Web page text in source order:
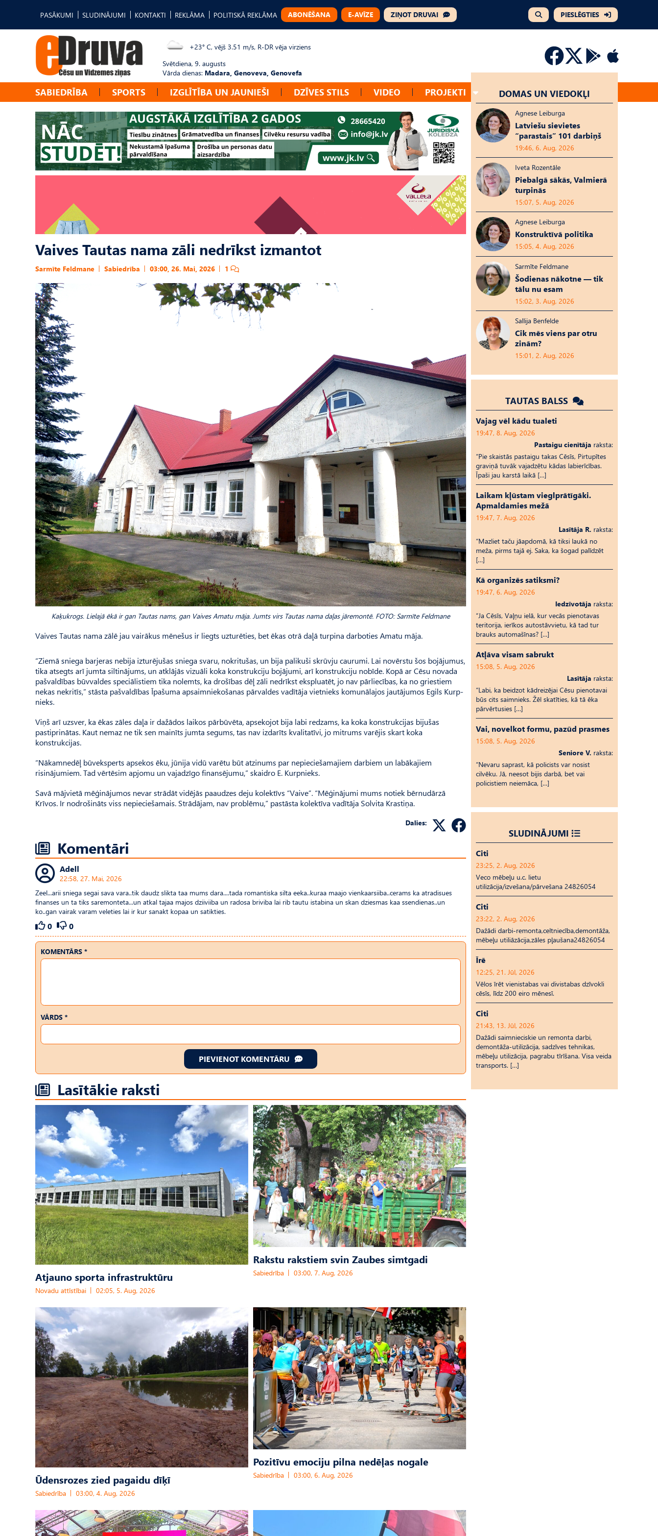
PASĀKUMI SLUDINĀJUMI KONTAKTI REKLĀMA POLITISKĀ REKLĀMA ABONĒŠANA E-AVĪZE ZIŅOT DRUVAI PIESLĒGTIES
+23° C, vējš 3.51 m/s, R-DR vēja virziens
Svētdiena, 9. augusts
Vārda dienas: Madara, Genoveva, Genovefa
SABIEDRĪBA SPORTS IZGLĪTĪBA UN JAUNIEŠI DZĪVES STILS VIDEO PROJEKTI
Vaives Tautas nama zāli nedrīkst izmantot
Sarmīte Feldmane Sabiedrība 03:00, 26. Mai, 2026 1
Kaķukrogs. Lielajā ēkā ir gan Tautas nams, gan Vaives Amatu māja. Jumts virs Tau­tas nama daļas jāremontē. FOTO: Sarmīte Feldmane
Vaives Tautas nama zālē jau vairākus mēnešus ir liegts uzturēties, bet ēkas otrā daļā turpina darboties Amatu māja.
“Ziemā sniega barjeras nebija izturējušas sniega svaru, nokritušas, un bija palikuši skrūvju caurumi. Lai novērstu šos bojājumus,
tika atsegts arī jumta siltinājums, un atklājās vizuāli koka konstrukciju bojājumi, arī konstrukciju nobīde. Kopā ar Cēsu novada
pašvaldības būvvaldes speciālistiem tika nolemts, ka drošības dēļ zāli nedrīkst ekspluatēt, jo nav pārliecības, ka no griestiem
nekas nekritīs,” stāsta pašvaldības Īpa­šuma apsaimniekošanas pārvaldes vadītāja vietnieks komunālajos jautājumos Egils Kurp­
nieks.
Viņš arī uzsver, ka ēkas zāles daļa ir dažādos laikos pārbūvēta, apsekojot bija labi redzams, ka koka konstrukcijas bijušas
pastiprinātas. Kaut nemaz ne tik sen mainīts jumta segums, tas nav izdarīts kvalitatīvi, jo mitrums varējis skart koka
konstrukcijas.
“Nākamnedēļ būveksperts apsekos ēku, jūnija vidū varētu būt atzinums par nepieciešamajiem darbiem un labākajiem
risinājumiem. Tad vērtēsim apjomu un vajadzīgo finansējumu,” skaidro E. Kurpnieks.
Savā mājvietā mēģinājumos nevar strādāt vidējās paaudzes deju kolektīvs “Vaive”. “Mēģi­nājumi mums notiek bērnudārzā
Krīvos. Ir nodrošināts viss nepieciešamais. Strādājam, nav problēmu,” pastāsta kolektīva vadītāja Solvita Krastiņa.
Dalies:
Komentāri
Adell
22:58, 27. Mai, 2026
Zeel...arii sniega segai sava vara..tik daudz slikta taa mums dara....tada romantiska silta eeka..kuraa maajo vienkaarsiiba..cerams ka atradisues
finanses un ta tiks saremonteta...un atkal tajaa majos dziiviiba un radosa briviba lai rib tautu istabina un skan dziesmas kaa ssendienas..un
ko..gan vairak varam veleties lai ir kur sanakt kopaa un satikties.
0 0
KOMENTĀRS *
VĀRDS *
PIEVIENOT KOMENTĀRU
Lasītākie raksti
Atjauno sporta infrastruktūru
Novadu attīstībai 02:05, 5. Aug, 2026
Rakstu rakstiem svin Zaubes simtgadi
Sabiedrība 03:00, 7. Aug, 2026
Ūdensrozes zied pagaidu dīķī
Sabiedrība 03:00, 4. Aug, 2026
Pozitīvu emociju pilna nedēļas nogale
Sabiedrība 03:00, 6. Aug, 2026
DOMAS UN VIEDOKĻI
Agnese Leiburga
Latviešu sievietes
“parastais” 101 darbiņš
19:46, 6. Aug, 2026
Iveta Rozentāle
Piebalgā sākās, Valmierā
turpinās
15:07, 5. Aug, 2026
Agnese Leiburga
Konstruktīvā politika
15:05, 4. Aug, 2026
Sarmīte Feldmane
Šodienas nākotne — tik
tālu nu esam
15:02, 3. Aug, 2026
Sallija Benfelde
Cik mēs viens par otru
zinām?
15:01, 2. Aug, 2026
TAUTAS BALSS
Vajag vēl kādu tualeti
19:47, 8. Aug, 2026
Pastaigu cienītāja raksta:
“Pie skaistās pastaigu takas Cēsīs, Pirtupītes
graviņā tuvāk vajadzētu kādas labierīcības.
Īpaši jau karstā laikā […]
Laikam kļūstam vieglprātīgāki.
Apmaldamies mežā
19:47, 7. Aug, 2026
Lasītāja R. raksta:
“Mazliet taču jāapdomā, kā tiksi laukā no
meža, pirms tajā ej. Saka, ka šogad palīdzēt
[…]
Kā organizēs satiksmi?
19:47, 6. Aug, 2026
Iedzīvotāja raksta:
“Ja Cēsīs, Vaļņu ielā, kur vecās pienotavas
teritorija, ierīkos autostāvvietu, kā tad tur
brauks automašīnas? […]
Atļāva visam sabrukt
15:08, 5. Aug, 2026
Lasītāja raksta:
“Labi, ka beidzot kādreizējai Cēsu pienotavai
būs cits saimnieks. Žēl skatīties, kā tā ēka
pārvērtusies […]
Vai, novelkot formu, pazūd prasmes
15:08, 5. Aug, 2026
Seniore V. raksta:
“Nevaru saprast, kā policists var nosist
cilvēku. Jā, neesot bijis darbā, bet vai
policistiem neiemāca, […]
SLUDINĀJUMI
Citi
23:25, 2. Aug, 2026
Veco mēbeļu u.c. lietu
utilizācija/izvešana/pārvešana 24826054
Citi
23:22, 2. Aug, 2026
Dažādi darbi-remonta,celtniecība,demontāža,
mēbeļu utiliāzācija,zāles pļaušana24826054
Īrē
12:25, 21. Jūl, 2026
Vēlos īrēt vienistabas vai divistabas dzīvokli
cēsīs, līdz 200 eiro mēnesī.
Citi
21:43, 13. Jūl, 2026
Dažādi saimnieciskie un remonta darbi,
demontāža-utilizācija, sadzīves tehnikas,
mēbeļu utilizācija, pagrabu tīrīšana. Visa veida
transports. […]